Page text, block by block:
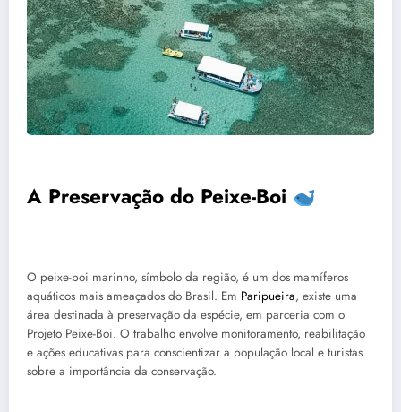
A Preservação do Peixe-Boi
O peixe-boi marinho, símbolo da região, é um dos mamíferos
aquáticos mais ameaçados do Brasil. Em Paripueira, existe uma
área destinada à preservação da espécie, em parceria com o
Projeto Peixe-Boi. O trabalho envolve monitoramento, reabilitação
e ações educativas para conscientizar a população local e turistas
sobre a importância da conservação.